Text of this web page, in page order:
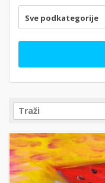
Sve podkategorije